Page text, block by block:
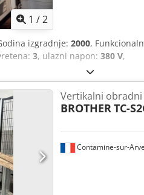
1 /2
izgradnje: 2000,
3, ulazni napon: 380 V,
Contamine-sur-Arve
Vertikalni
BROTHERTC-